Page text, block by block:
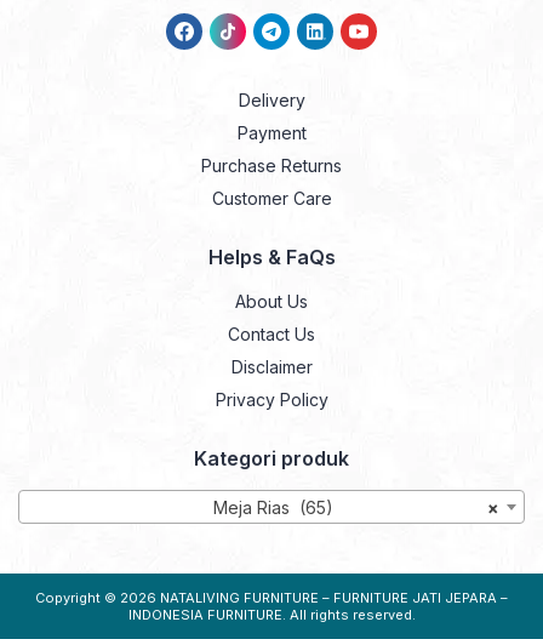
Delivery
Payment
Purchase Returns
Customer Care
Helps & FaQs
About Us
Contact Us
Disclaimer
Privacy Policy
Kategori produk
×
Meja Rias (65)
Copyright © 2026 NATALIVING FURNITURE – FURNITURE JATI JEPARA –
INDONESIA FURNITURE. All rights reserved.